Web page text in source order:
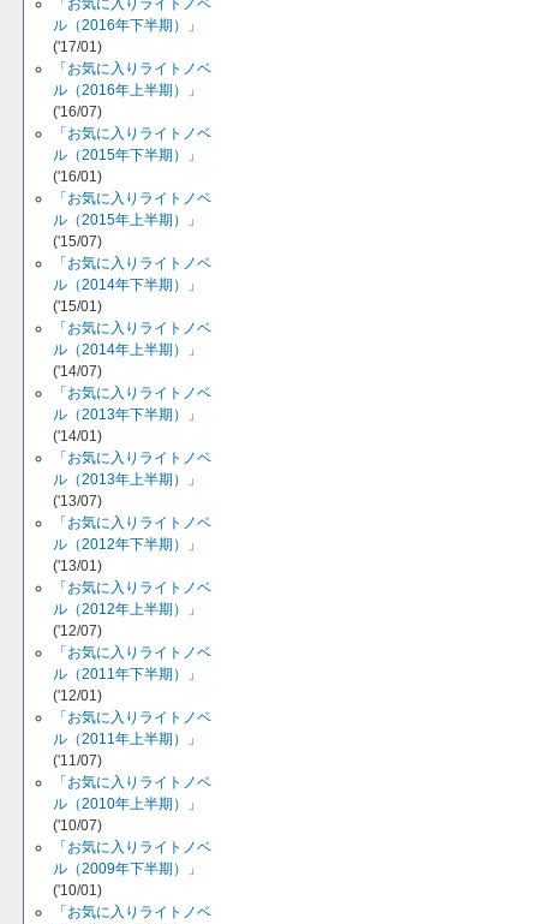
「お気に入りライトノベ
ル（2016年下半期）」
('17/01)
「お気に入りライトノベ
ル（2016年上半期）」
('16/07)
「お気に入りライトノベ
ル（2015年下半期）」
('16/01)
「お気に入りライトノベ
ル（2015年上半期）」
('15/07)
「お気に入りライトノベ
ル（2014年下半期）」
('15/01)
「お気に入りライトノベ
ル（2014年上半期）」
('14/07)
「お気に入りライトノベ
ル（2013年下半期）」
('14/01)
「お気に入りライトノベ
ル（2013年上半期）」
('13/07)
「お気に入りライトノベ
ル（2012年下半期）」
('13/01)
「お気に入りライトノベ
ル（2012年上半期）」
('12/07)
「お気に入りライトノベ
ル（2011年下半期）」
('12/01)
「お気に入りライトノベ
ル（2011年上半期）」
('11/07)
「お気に入りライトノベ
ル（2010年上半期）」
('10/07)
「お気に入りライトノベ
ル（2009年下半期）」
('10/01)
「お気に入りライトノベ